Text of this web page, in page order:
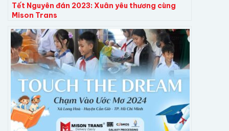
Tết Nguyên đán 2023: Xuân yêu thương cùng
Mison Trans